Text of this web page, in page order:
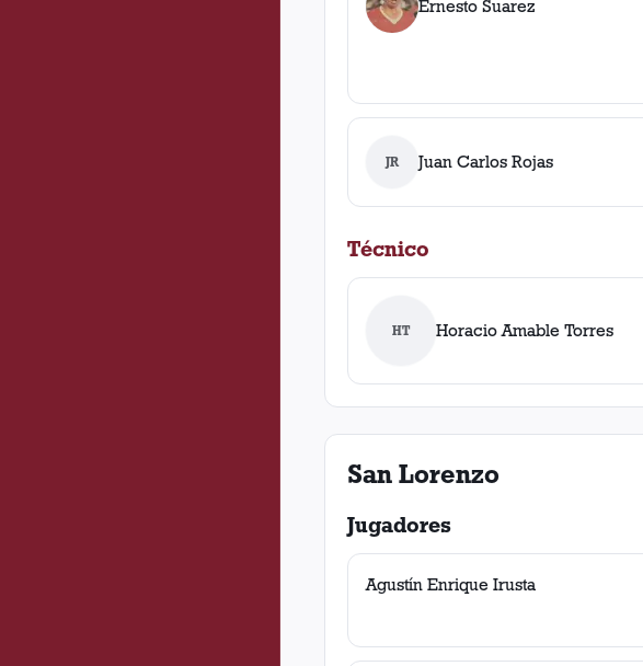
Ernesto Suarez
JR Juan Carlos Rojas
Técnico
HT Horacio Amable Torres
San Lorenzo
Jugadores
Agustín Enrique Irusta